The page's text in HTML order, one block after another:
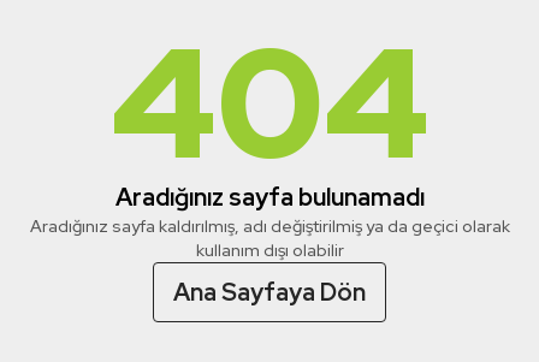
404
Aradığınız sayfa bulunamadı
Aradığınız sayfa kaldırılmış, adı değiştirilmiş ya da geçici olarak
kullanım dışı olabilir
Ana Sayfaya Dön